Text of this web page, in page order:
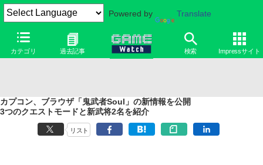
Powered by Translate
カテゴリ 過去記事 検索 Impressサイト
カプコン、ブラウザ「鬼武者Soul」の新情報を公開
3つのクエストモードと新武将2名を紹介
リスト